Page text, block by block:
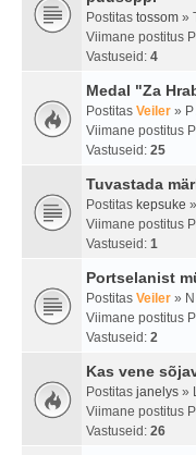
Postitas tossom »
Viimane postitus
Vastuseid: 4
Medal "Za
Postitas Veiler »
Viimane postitus
Vastuseid: 25
Tuvastada
Postitas kepsuke
Viimane postitus
Vastuseid: 1
Portselanist
Postitas Veiler »
Viimane postitus
Vastuseid: 2
Kas vene
Postitas janelys »
Viimane postitus
Vastuseid: 26